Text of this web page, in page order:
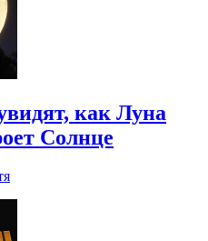
как Луна
Солнце